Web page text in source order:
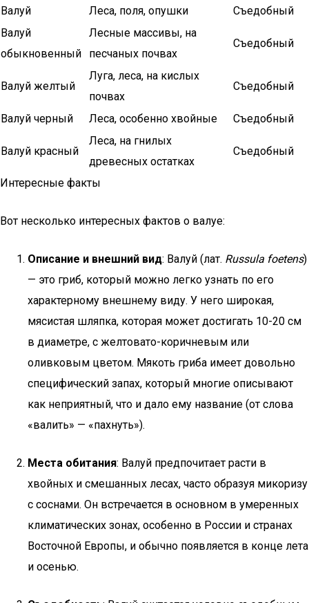
Валуй
Леса, поля, опушки
Съедобный
Валуй
обыкновенный
Лесные массивы, на
песчаных почвах
Съедобный
Валуй желтый
Луга, леса, на кислых
почвах
Съедобный
Валуй черный Леса, особенно хвойные Съедобный
Валуй красный
Леса, на гнилых
древесных остатках
Съедобный
Интересные факты
Вот несколько интересных фактов о валуе:
Описание и внешний вид: Валуй (лат. Russula foetens)
— это гриб, который можно легко узнать по его
характерному внешнему виду. У него широкая,
мясистая шляпка, которая может достигать 10-20 см
в диаметре, с желтовато-коричневым или
оливковым цветом. Мякоть гриба имеет довольно
специфический запах, который многие описывают
как неприятный, что и дало ему название (от слова
«валить» — «пахнуть»).
Места обитания: Валуй предпочитает расти в
хвойных и смешанных лесах, часто образуя микоризу
с соснами. Он встречается в основном в умеренных
климатических зонах, особенно в России и странах
Восточной Европы, и обычно появляется в конце лета
и осенью.